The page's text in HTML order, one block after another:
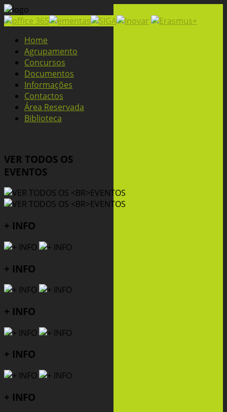
Home
Agrupamento
Concursos
Documentos
Informações
Contactos
Área Reservada
Biblioteca
VER TODOS OS
EVENTOS
+ INFO
+ INFO
+ INFO
+ INFO
+ INFO